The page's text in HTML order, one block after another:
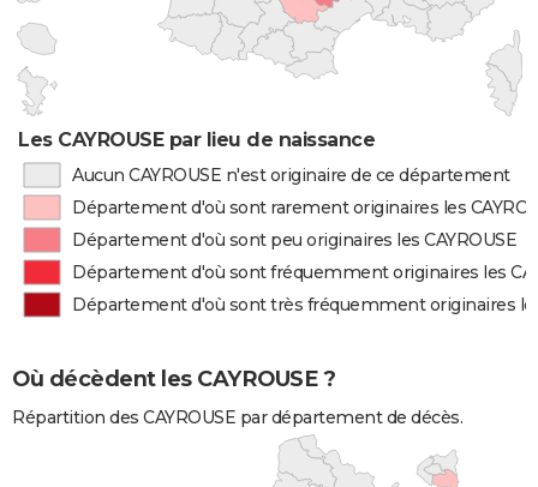
Les CAYROUSE par lieu de naissance
Aucun CAYROUSE n'est originaire de ce département
Département d'où sont rarement originaires les
Département d'où sont peu originaires les CAYROUSE
Département d'où sont fréquemment originaires les
Département d'où sont très fréquemment originaires les
Où décèdent les CAYROUSE ?
Répartition des CAYROUSE par département de décès.